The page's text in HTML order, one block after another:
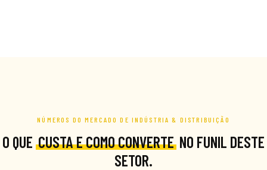
NÚMEROS DO MERCADO DE INDÚSTRIA & DISTRIBUIÇÃO
O QUE CUSTA E COMO CONVERTE NO FUNIL DESTE
SETOR.